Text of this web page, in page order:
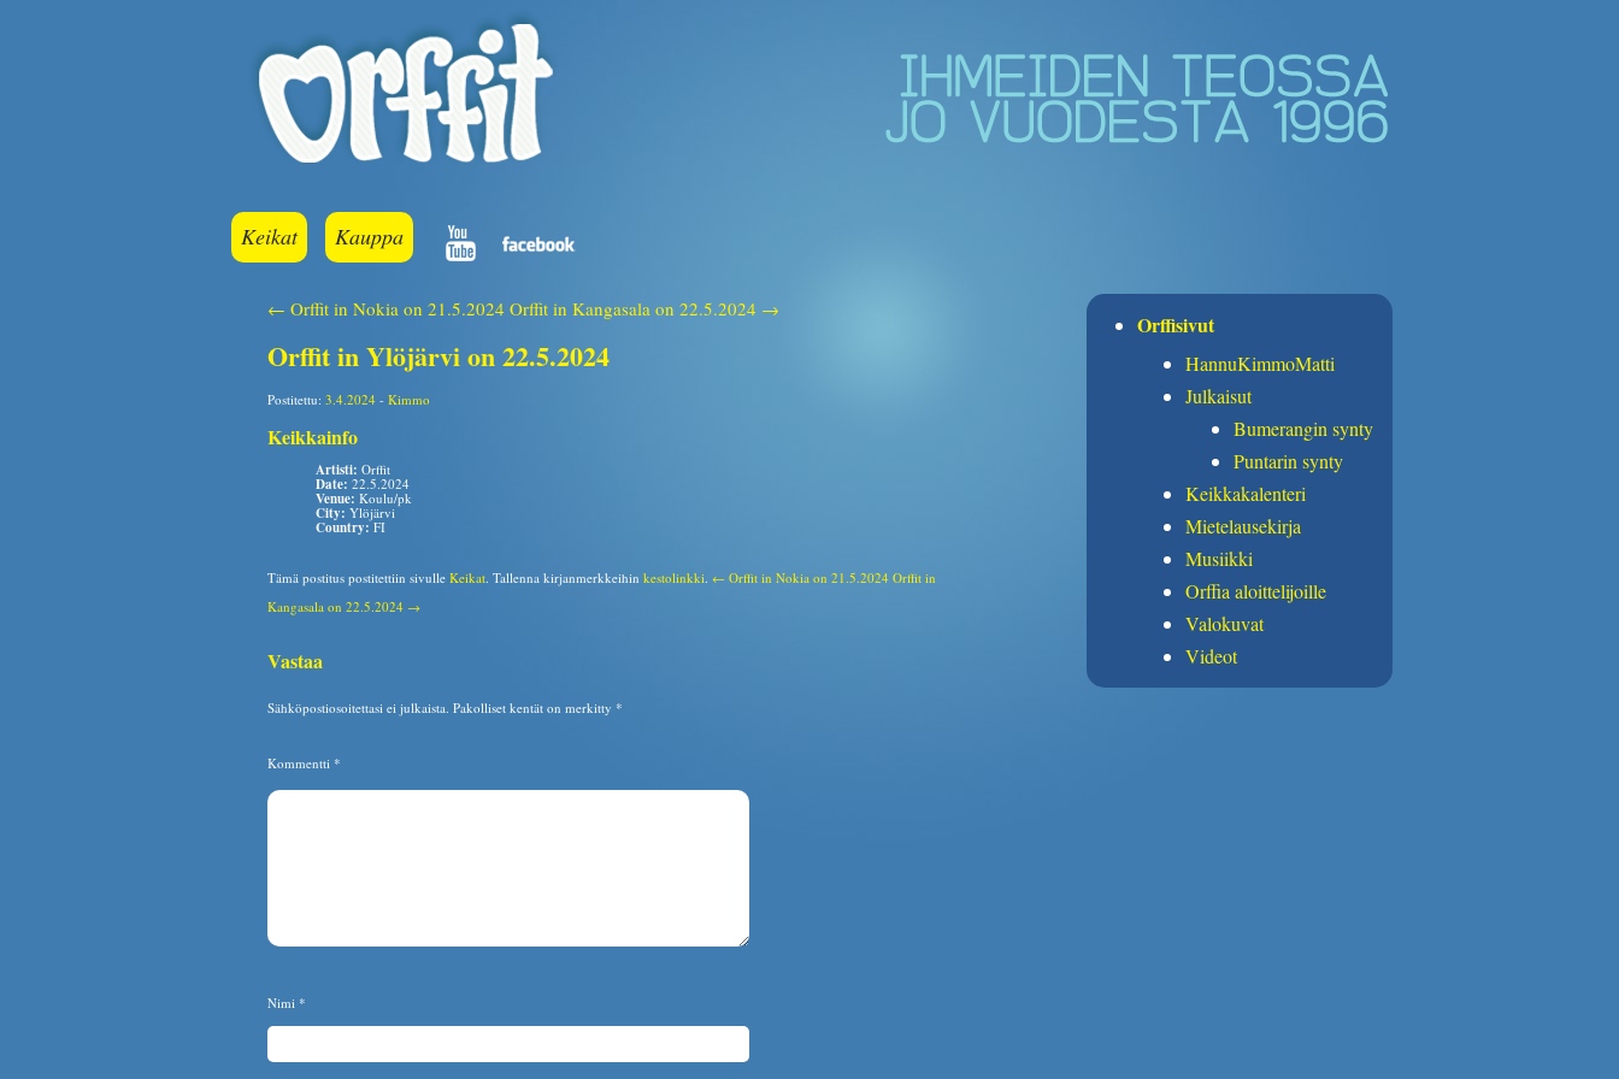
Keikat Kauppa
← Orffit in Nokia on 21.5.2024 Orffit in Kangasala on 22.5.2024 →
Orffit in Ylöjärvi on 22.5.2024
Postitettu: 3.4.2024 - Kimmo
Keikkainfo
Artisti: Orffit
Date: 22.5.2024
Venue: Koulu/pk
City: Ylöjärvi
Country: FI
Tämä postitus postitettiin sivulle Keikat. Tallenna kirjanmerkkeihin kestolinkki. ← Orffit in Nokia on 21.5.2024 Orffit in
Kangasala on 22.5.2024 →
Vastaa
Sähköpostiosoitettasi ei julkaista. Pakolliset kentät on merkitty *
Kommentti *
Nimi *
Orffisivut
HannuKimmoMatti
Julkaisut
Bumerangin synty
Puntarin synty
Keikkakalenteri
Mietelausekirja
Musiikki
Orffia aloittelijoille
Valokuvat
Videot